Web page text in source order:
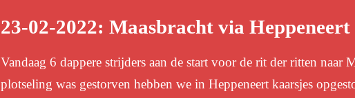
23-02-2022: Maasbracht via Heppeneert
Vandaag 6 dappere strijders aan de start voor de rit der ritten naar
plotseling was gestorven hebben we in Heppeneert kaarsjes